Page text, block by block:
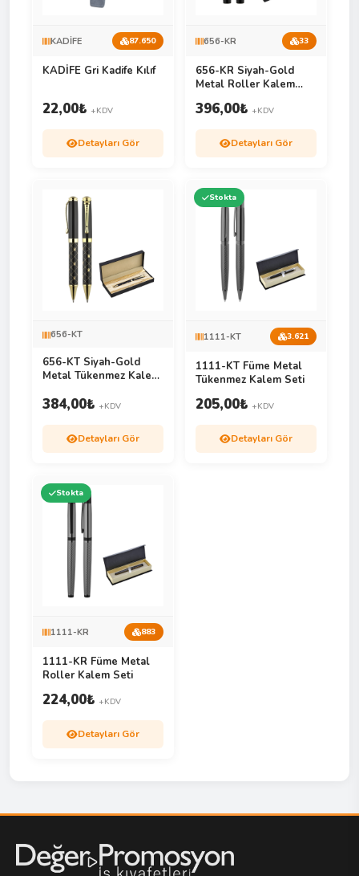
KADİFE 87.650
KADİFE Gri Kadife Kılıf
22,00₺ +KDV
Detayları Gör
656-KR 33
656-KR Siyah-Gold
Metal Roller Kalem
396,00₺ +KDV
Detayları Gör
656-KT
656-KT Siyah-Gold
Metal Tükenmez Kalem
384,00₺ +KDV
Detayları Gör
Stokta
1111-KT 3.621
1111-KT Füme Metal
Tükenmez Kalem Seti
205,00₺ +KDV
Detayları Gör
Stokta
1111-KR 883
1111-KR Füme Metal
Roller Kalem Seti
224,00₺ +KDV
Detayları Gör